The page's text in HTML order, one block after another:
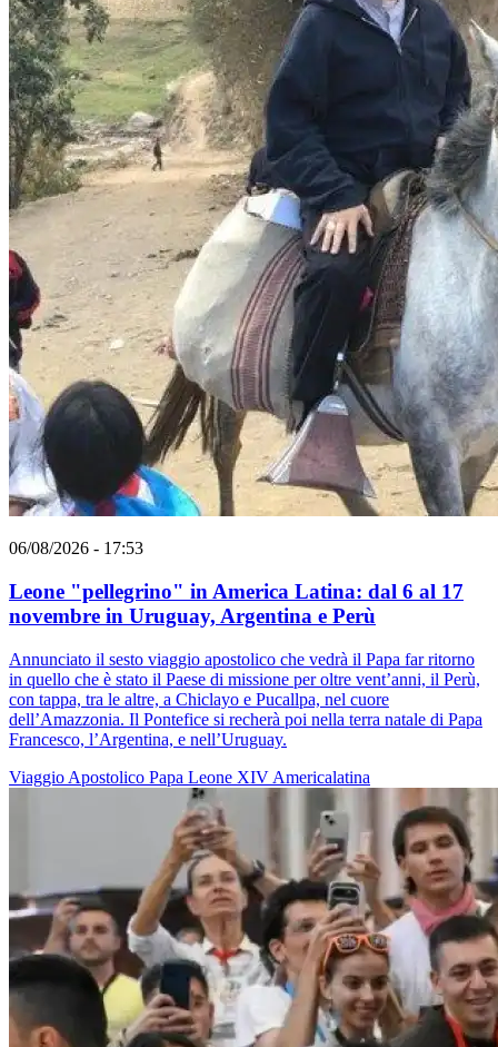
06/08/2026 - 17:53
Leone "pellegrino" in America Latina: dal 6 al 17
novembre in Uruguay, Argentina e Perù
Annunciato il sesto viaggio apostolico che vedrà il Papa far ritorno
in quello che è stato il Paese di missione per oltre vent’anni, il Perù,
con tappa, tra le altre, a Chiclayo e Pucallpa, nel cuore
dell’Amazzonia. Il Pontefice si recherà poi nella terra natale di Papa
Francesco, l’Argentina, e nell’Uruguay.
Viaggio Apostolico Papa Leone XIV Americalatina